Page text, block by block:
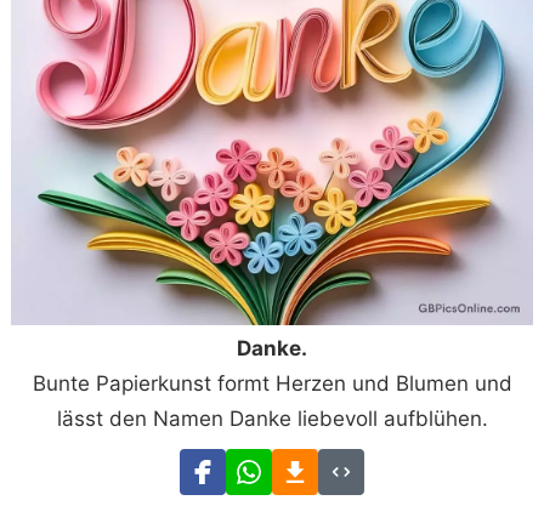
Danke.
Bunte Papierkunst formt Herzen und Blumen und
lässt den Namen Danke liebevoll aufblühen.